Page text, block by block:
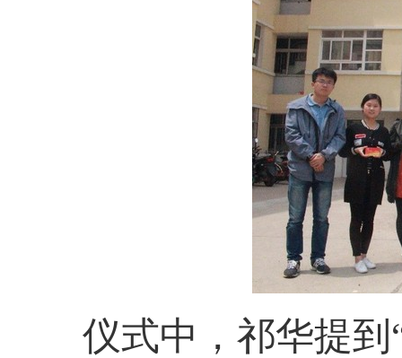
仪式中，祁华提